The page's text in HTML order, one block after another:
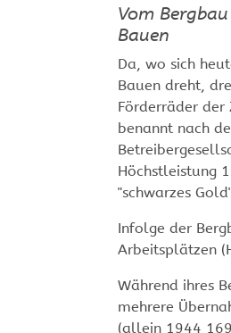
Vom
Bauen
Da, wo sich
Bauen dreht,
Förderräder der
benannt nach
Höchstleistung
"schwarzes
Infolge der
Arbeitsplätzen
Während ihres
mehrere
(allein 1944